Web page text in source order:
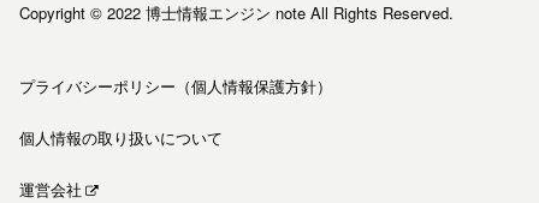
Copyright © 2022 博士情報エンジン note All Rights Reserved.
プライバシーポリシー（個人情報保護方針）
個人情報の取り扱いについて
運営会社